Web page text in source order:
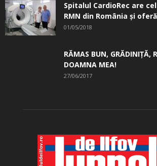
Spitalul CardioRec are
RMN din România și
01/05/2018
RĂMAS BUN, GRĂDINIŢĂ,
DOAMNA MEA!
27/06/2017